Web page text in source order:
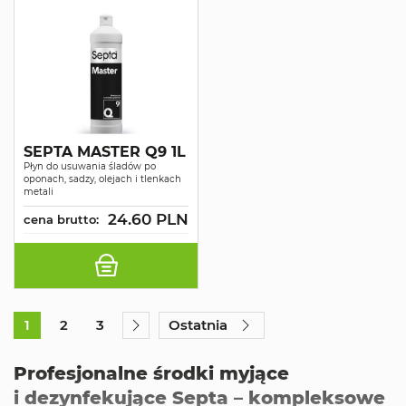
SEPTA MASTER Q9 1L
Płyn do usuwania śladów po
oponach, sadzy, olejach i tlenkach
metali
cena brutto: 24.60 PLN
1 2 3 Ostatnia
Profesjonalne środki myjące
i dezynfekujące Septa – kompleksowe